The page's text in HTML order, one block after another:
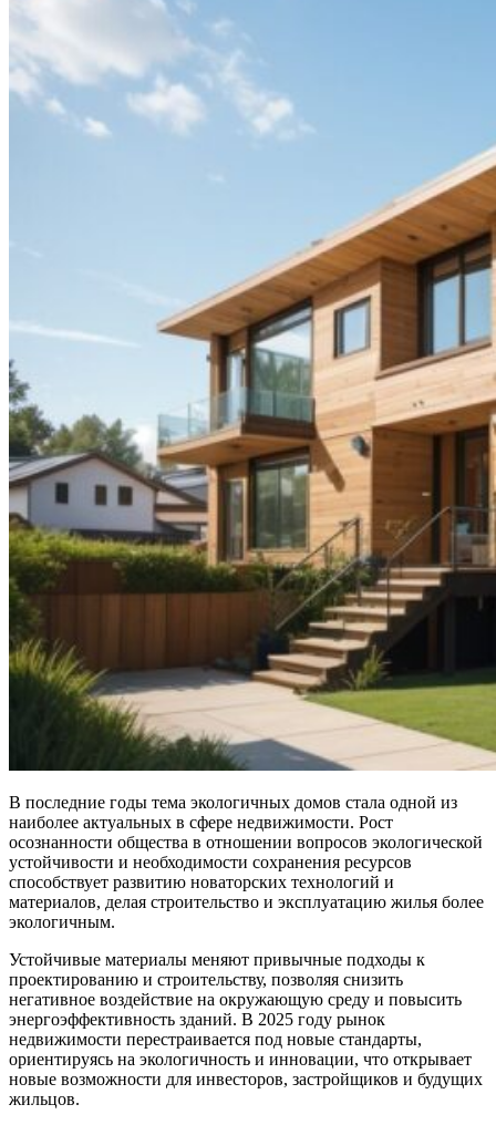
В последние годы тема экологичных домов стала одной из
наиболее актуальных в сфере недвижимости. Рост
осознанности общества в отношении вопросов экологической
устойчивости и необходимости сохранения ресурсов
способствует развитию новаторских технологий и
материалов, делая строительство и эксплуатацию жилья более
экологичным.
Устойчивые материалы меняют привычные подходы к
проектированию и строительству, позволяя снизить
негативное воздействие на окружающую среду и повысить
энергоэффективность зданий. В 2025 году рынок
недвижимости перестраивается под новые стандарты,
ориентируясь на экологичность и инновации, что открывает
новые возможности для инвесторов, застройщиков и будущих
жильцов.